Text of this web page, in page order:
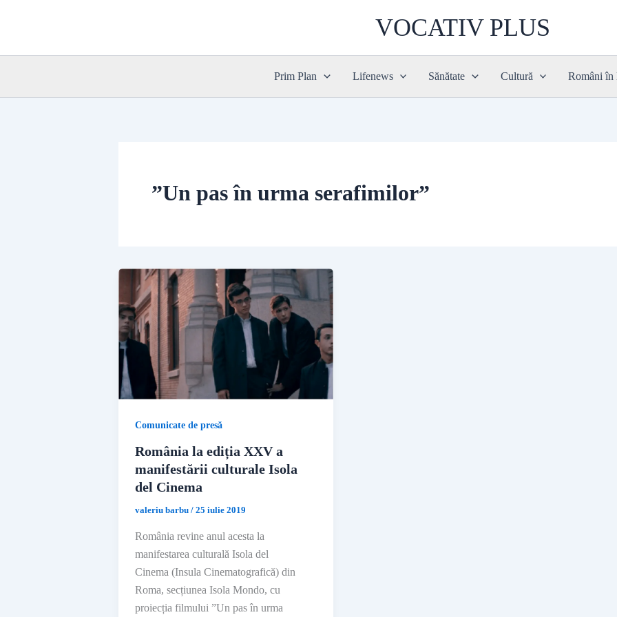
VOCATIV PLUS
Prim Plan Lifenews Sănătate Cultură Români în
”Un pas în urma serafimilor”
Comunicate de presă
România la ediția XXV a
manifestării culturale Isola
del Cinema
valeriu barbu / 25 iulie 2019
România revine anul acesta la
manifestarea culturală Isola del
Cinema (Insula Cinematografică) din
Roma, secțiunea Isola Mondo, cu
proiecția filmului ”Un pas în urma